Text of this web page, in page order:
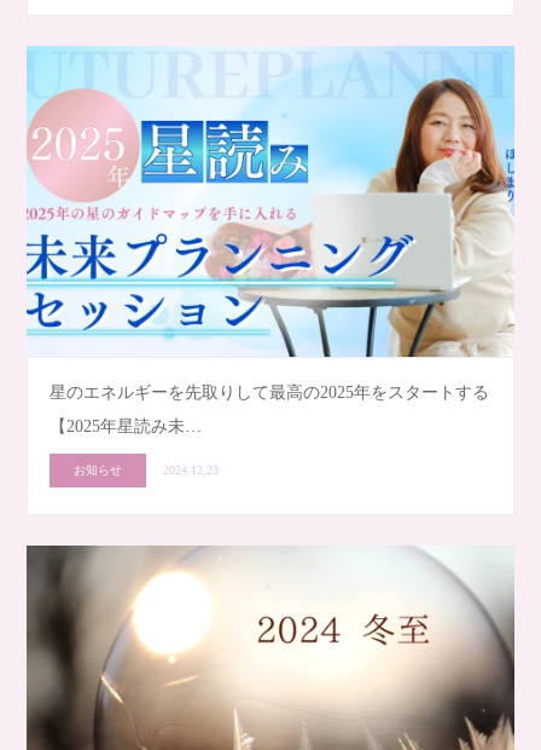
星のエネルギーを先取りして最高の2025年をスタートする
【2025年星読み未…
お知らせ 2024.12.23